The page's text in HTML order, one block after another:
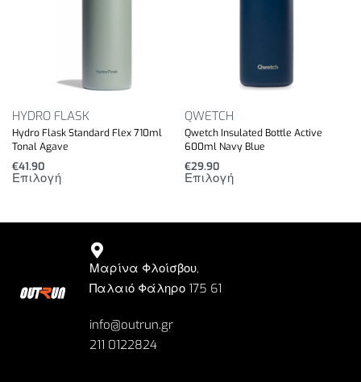
HYDRO FLASK
Hydro Flask Standard Flex 710ml
Tonal Agave
€41.90
Επιλογή
QWETCH
Qwetch Insulated Bottle Active
600ml Navy Blue
€29.90
Επιλογή
Μαρίνα Φλοίσβου,
Παλαιό Φάληρο 175 61
info@outrun.gr
211 0122824